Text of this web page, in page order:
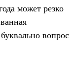
может резко
вопрос